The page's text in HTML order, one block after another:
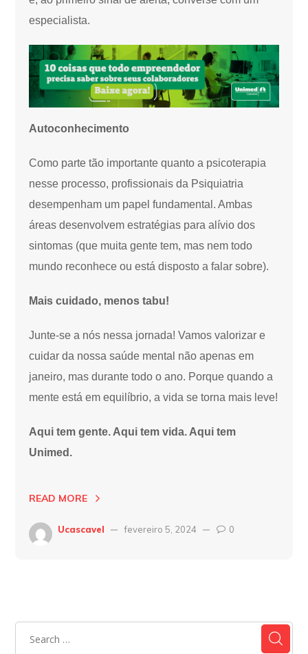
especialista.
Autoconhecimento
Como parte tão importante quanto a psicoterapia
nesse processo, profissionais da Psiquiatria
desempenham um papel fundamental. Ambas
áreas desenvolvem estratégias para alívio dos
sintomas (que muita gente tem, mas nem todo
mundo reconhece ou está disposto a falar sobre).
Mais cuidado, menos tabu!
Junte-se a nós nessa jornada! Vamos valorizar e
cuidar da nossa saúde mental não apenas em
janeiro, mas durante todo o ano. Porque quando a
mente está em equilíbrio, a vida se torna mais leve!
Aqui tem gente. Aqui tem vida. Aqui tem
Unimed.
READ MORE
Ucascavel fevereiro 5, 2024 0